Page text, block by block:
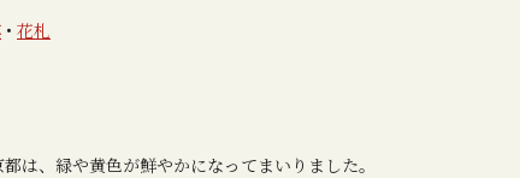
• 花札
は、緑や黄色が鮮やかになってまいりました。